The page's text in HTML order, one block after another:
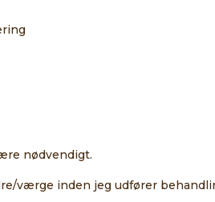
nødvendigt.
værge inden jeg udfører